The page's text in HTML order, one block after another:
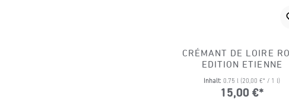
CRÉMANT DE LOIRE
EDITION ETIENNE
Inhalt:0.75 l (20,00 €* / 1 l)
15,00 €*